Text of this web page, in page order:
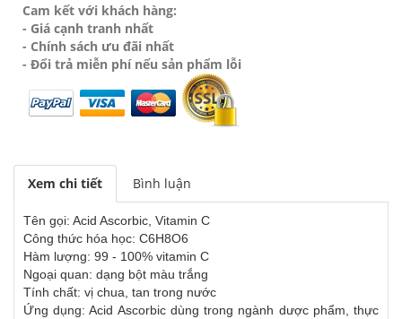
Cam kết với khách hàng:
- Giá cạnh tranh nhất
- Chính sách ưu đãi nhất
- Đổi trả miễn phí nếu sản phẩm lỗi
Xem chi tiết Bình luận
Tên gọi: Acid Ascorbic, Vitamin C
Công thức hóa học: C6H8O6
Hàm lượng: 99 - 100% vitamin C
Ngoại quan: dạng bột màu trắng
Tính chất: vị chua, tan trong nước
Ứng dụng: Acid Ascorbic dùng trong ngành dược phẩm, thực